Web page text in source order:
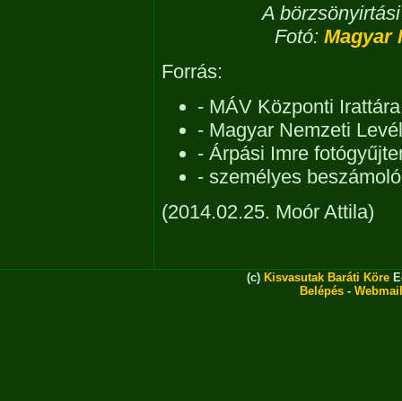
A
Fotó: Magyar
Forrás:
- MÁV Központi Irattára
- Magyar Nemzeti
- Árpási Imre
- személyes
(2014.02.25. Moór Attila)
(c) Kisvasutak Baráti Köre
Belépés - Webmail